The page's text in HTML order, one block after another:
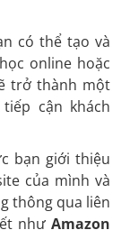
có thể tạo và
online hoặc
trở thành một
cận khách
bạn giới thiệu
của mình và
thông qua liên
như Amazon